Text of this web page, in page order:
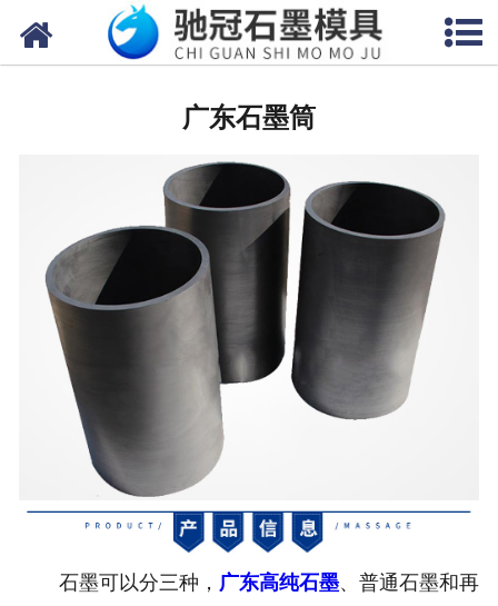
网站首页
广东电子产品模具
广东石墨管(棒板)
广东冶炼行业模具
广东石墨垫片模具
广东电子烧结模具
广东避雷产品模具
广东石墨原料
广东石墨筒
石墨可以分三种， 广东高纯石墨、普通石墨和再